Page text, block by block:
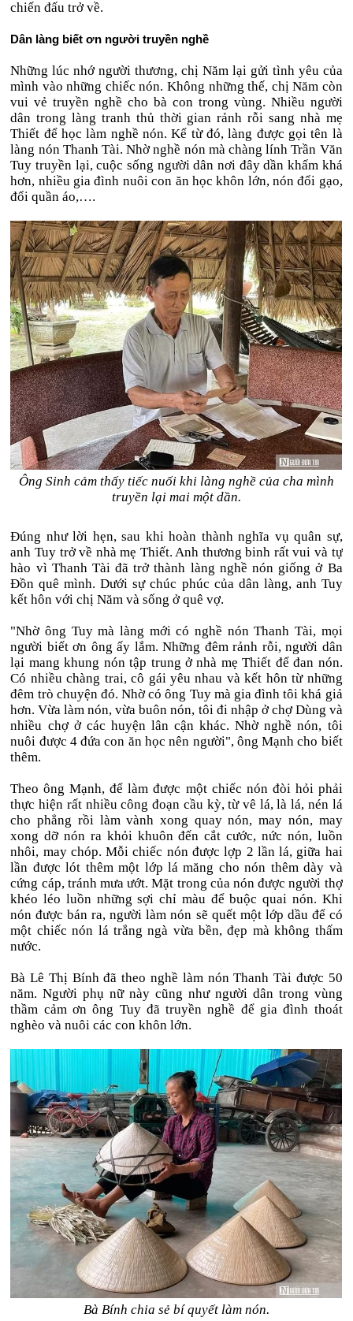
chiến đấu trở về.
Dân làng biết ơn người truyền nghề
Những lúc nhớ người thương, chị Năm lại gửi tình yêu của
mình vào những chiếc nón. Không những thế, chị Năm còn
vui vẻ truyền nghề cho bà con trong vùng. Nhiều người
dân trong làng tranh thủ thời gian rảnh rỗi sang nhà mẹ
Thiết để học làm nghề nón. Kể từ đó, làng được gọi tên là
làng nón Thanh Tài. Nhờ nghề nón mà chàng lính Trần Văn
Tuy truyền lại, cuộc sống người dân nơi đây dần khấm khá
hơn, nhiều gia đình nuôi con ăn học khôn lớn, nón đổi gạo,
đổi quần áo,….
Ông Sinh cảm thấy tiếc nuối khi làng nghề của cha mình
truyền lại mai một dần.
Đúng như lời hẹn, sau khi hoàn thành nghĩa vụ quân sự,
anh Tuy trở về nhà mẹ Thiết. Anh thương binh rất vui và tự
hào vì Thanh Tài đã trở thành làng nghề nón giống ở Ba
Đồn quê mình. Dưới sự chúc phúc của dân làng, anh Tuy
kết hôn với chị Năm và sống ở quê vợ.
"Nhờ ông Tuy mà làng mới có nghề nón Thanh Tài, mọi
người biết ơn ông ấy lắm. Những đêm rảnh rỗi, người dân
lại mang khung nón tập trung ở nhà mẹ Thiết để đan nón.
Có nhiều chàng trai, cô gái yêu nhau và kết hôn từ những
đêm trò chuyện đó. Nhờ có ông Tuy mà gia đình tôi khá giả
hơn. Vừa làm nón, vừa buôn nón, tôi đi nhập ở chợ Dùng và
nhiều chợ ở các huyện lân cận khác. Nhờ nghề nón, tôi
nuôi được 4 đứa con ăn học nên người", ông Mạnh cho biết
thêm.
Theo ông Mạnh, để làm được một chiếc nón đòi hỏi phải
thực hiện rất nhiều công đoạn cầu kỳ, từ vê lá, là lá, nén lá
cho phẳng rồi làm vành xong quay nón, may nón, may
xong dỡ nón ra khỏi khuôn đến cắt cước, nức nón, luồn
nhôi, may chóp. Mỗi chiếc nón được lợp 2 lần lá, giữa hai
lần được lót thêm một lớp lá măng cho nón thêm dày và
cứng cáp, tránh mưa ướt. Mặt trong của nón được người thợ
khéo léo luồn những sợi chỉ màu để buộc quai nón. Khi
nón được bán ra, người làm nón sẽ quết một lớp dầu để có
một chiếc nón lá trắng ngà vừa bền, đẹp mà không thấm
nước.
Bà Lê Thị Bính đã theo nghề làm nón Thanh Tài được 50
năm. Người phụ nữ này cũng như người dân trong vùng
thầm cảm ơn ông Tuy đã truyền nghề để gia đình thoát
nghèo và nuôi các con khôn lớn.
Bà Bính chia sẻ bí quyết làm nón.